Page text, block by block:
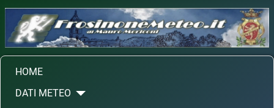
HOME
DATI METEO